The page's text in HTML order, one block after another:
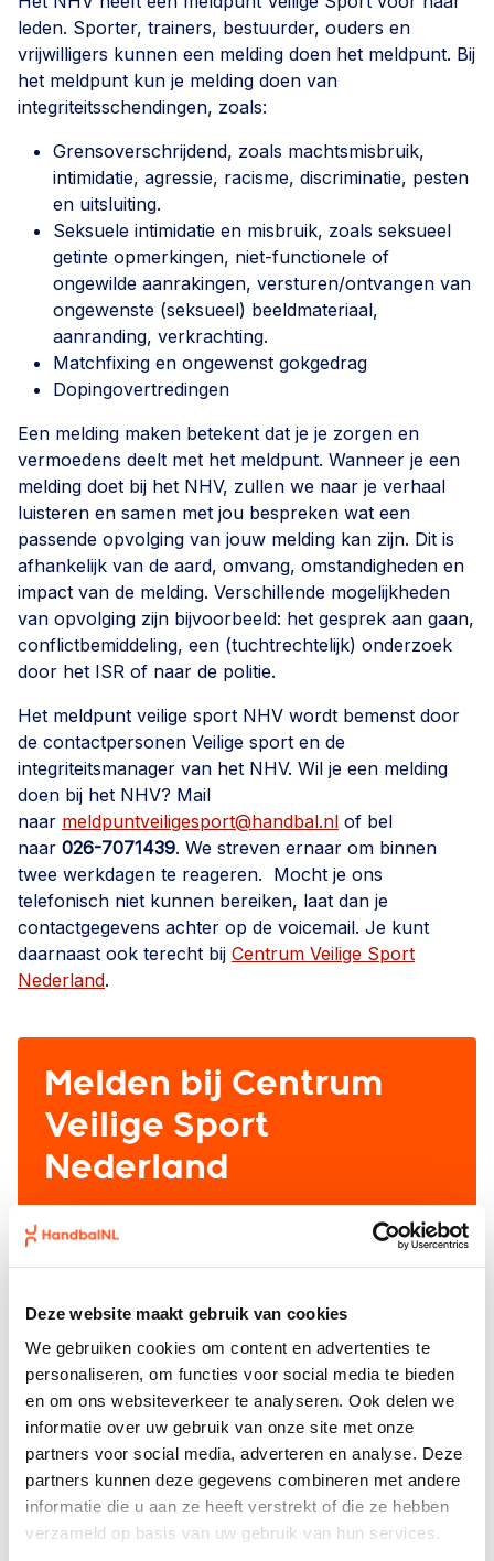
Deze website maakt gebruik van cookies
We gebruiken cookies om content en advertenties te
personaliseren, om functies voor social media te bieden
en om ons websiteverkeer te analyseren. Ook delen we
informatie over uw gebruik van onze site met onze
partners voor social media, adverteren en analyse. Deze
partners kunnen deze gegevens combineren met andere
informatie die u aan ze heeft verstrekt of die ze hebben
verzameld op basis van uw gebruik van hun services.
leden. Sporter, trainers, bestuurder, ouders en
vrijwilligers kunnen een melding doen het meldpunt. Bij
het meldpunt kun je melding doen van
integriteitsschendingen, zoals:
Grensoverschrijdend, zoals machtsmisbruik,
intimidatie, agressie, racisme, discriminatie, pesten
en uitsluiting.
Seksuele intimidatie en misbruik, zoals seksueel
getinte opmerkingen, niet-functionele of
ongewilde aanrakingen, versturen/ontvangen van
ongewenste (seksueel) beeldmateriaal,
aanranding, verkrachting.
Matchfixing en ongewenst gokgedrag
Dopingovertredingen
Een melding maken betekent dat je je zorgen en
vermoedens deelt met het meldpunt. Wanneer je een
melding doet bij het NHV, zullen we naar je verhaal
luisteren en samen met jou bespreken wat een
passende opvolging van jouw melding kan zijn. Dit is
afhankelijk van de aard, omvang, omstandigheden en
impact van de melding. Verschillende mogelijkheden
van opvolging zijn bijvoorbeeld: het gesprek aan gaan,
conflictbemiddeling, een (tuchtrechtelijk) onderzoek
door het ISR of naar de politie.
Het meldpunt veilige sport NHV wordt bemenst door
de contactpersonen Veilige sport en de
integriteitsmanager van het NHV. Wil je een melding
doen bij het NHV? Mail
naar meldpuntveiligesport@handbal.nl of bel
naar 026-7071439. We streven ernaar om binnen
twee werkdagen te reageren. Mocht je ons
telefonisch niet kunnen bereiken, laat dan je
contactgegevens achter op de voicemail. Je kunt
daarnaast ook terecht bij Centrum Veilige Sport
Nederland.
Melden bij Centrum
Veilige Sport
Nederland
Je kunt ook melding doen bij het
Centrum
. Dit is het landelijke
Sport Nederland is telefonisch te bereiken via
bereikbaar van 8:30 – 17:00 uur). Je kunt ook
anoniem melding doen via
Chat met FIER